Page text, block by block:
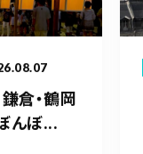
鎌倉・鶴岡
んぼ...